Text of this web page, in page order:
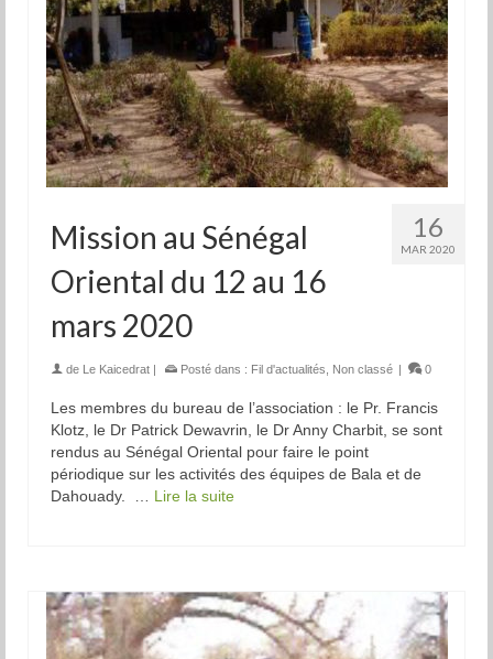
16
MAR 2020
Mission au Sénégal
Oriental du 12 au 16
mars 2020
de Le Kaicedrat | Posté dans : Fil d'actualités Non classé | 0
Les membres du bureau de l’association : le Pr. Francis
Klotz, le Dr Patrick Dewavrin, le Dr Anny Charbit, se sont
rendus au Sénégal Oriental pour faire le point
périodique sur les activités des équipes de Bala et de
Dahouady. … Lire la suite